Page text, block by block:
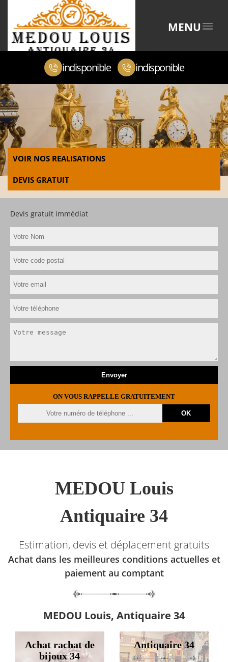
MENU
indisponible indisponible
VOIR NOS REALISATIONS
DEVIS GRATUIT
Devis gratuit immédiat
ON VOUS RAPPELLE GRATUITEMENT
MEDOU Louis
Antiquaire 34
Estimation, devis et déplacement gratuits
Achat dans les meilleures conditions actuelles et
paiement au comptant
MEDOU Louis, Antiquaire 34
Achat rachat de
bijoux 34
Antiquaire 34